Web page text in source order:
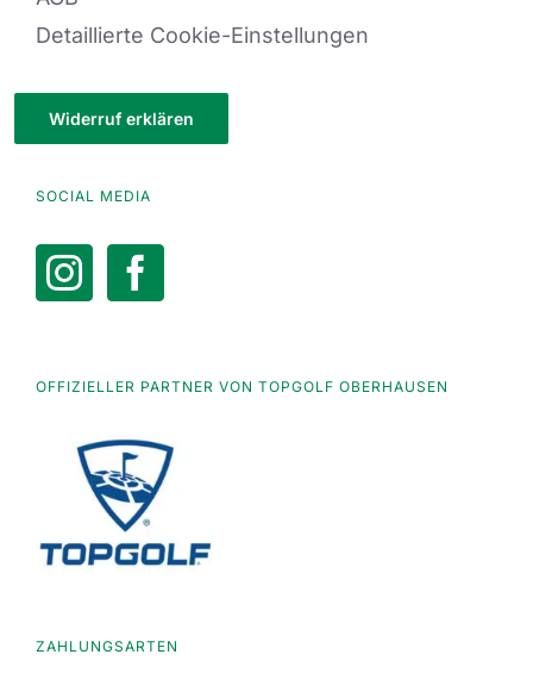
Detaillierte Cookie-Einstellungen
Widerruf erklären
SOCIAL MEDIA
OFFIZIELLER PARTNER VON TOPGOLF OBERHAUSEN
ZAHLUNGSARTEN